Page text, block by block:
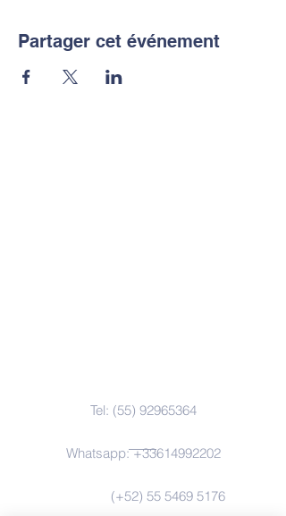
Partager cet événement
Tel: (55) 92965364
Whatsapp:+33614992202
(+52) 55 5469 5176